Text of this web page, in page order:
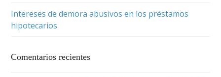
Intereses de demora abusivos en los préstamos
hipotecarios
Comentarios recientes